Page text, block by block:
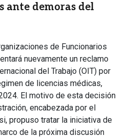
ante demoras del
de Funcionarios
nuevamente un reclamo
del Trabajo (OIT) por
de licencias médicas,
El motivo de esta decisión
encabezada por el
propuso tratar la iniciativa de
de la próxima discusión